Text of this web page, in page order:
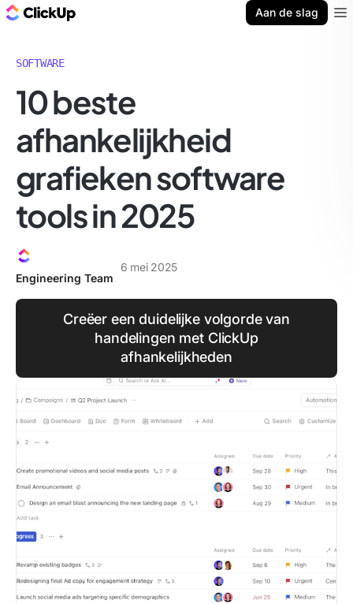
Aan de slag
SOFTWARE
10 beste
afhankelijkheid
grafieken software
tools in 2025
Engineering Team
6 mei 2025
Creëer een duidelijke volgorde van
handelingen met ClickUp
afhankelijkheden